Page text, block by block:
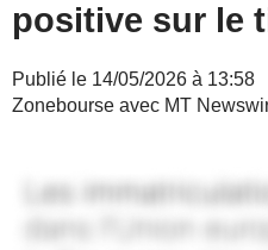
positive sur le
Publié le 14/05/2026 à 13:58
Zonebourse avec MT